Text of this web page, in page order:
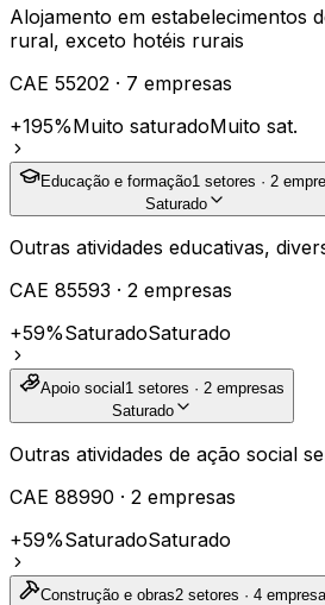
Alojamento em estabelecimentos
rural, exceto hotéis rurais
CAE 55202 · 7 empresas
+195%Muito saturadoMuito sat.
Educação e formação1 setores · 2
Saturado
Outras atividades educativas,
CAE 85593 · 2 empresas
+59%SaturadoSaturado
Apoio social1 setores · 2 empresas
Saturado
Outras atividades de ação social
CAE 88990 · 2 empresas
+59%SaturadoSaturado
Construção e obras2 setores · 4